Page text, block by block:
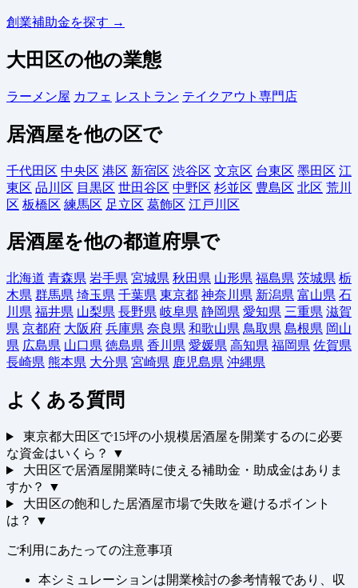
創業補助金を探す →
大田区の他の業態
ラーメン屋 カフェ レストラン テイクアウト専門店
居酒屋を他の区で
千代田区 中央区 港区 新宿区 渋谷区 文京区 台東区 墨田区 江
東区 品川区 目黒区 世田谷区 中野区 杉並区 豊島区 北区 荒川
区 板橋区 練馬区 足立区 葛飾区 江戸川区
居酒屋を他の都道府県で
北海道 青森県 岩手県 宮城県 秋田県 山形県 福島県 茨城県 栃
木県 群馬県 埼玉県 千葉県 東京都 神奈川県 新潟県 富山県 石
川県 福井県 山梨県 長野県 岐阜県 静岡県 愛知県 三重県 滋賀
県 京都府 大阪府 兵庫県 奈良県 和歌山県 鳥取県 島根県 岡山
県 広島県 山口県 徳島県 香川県 愛媛県 高知県 福岡県 佐賀県
長崎県 熊本県 大分県 宮崎県 鹿児島県 沖縄県
よくある質問
東京都大田区で15坪の小規模居酒屋を開業するのに必要
な資金はいくら？
▼
大田区で居酒屋開業時に使える補助金・助成金はありま
すか？
▼
大田区の飽和した居酒屋市場で失敗を避けるポイント
は？
▼
ご利用にあたっての注意事項
本シミュレーションは開業検討の参考情報であり、収